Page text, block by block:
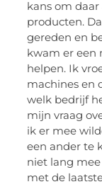
kans om
producten.
gereden en
kwam er een
helpen. Ik
machines en
welk bedrijf
mijn vraag
ik er mee
een ander te
niet lang
met de